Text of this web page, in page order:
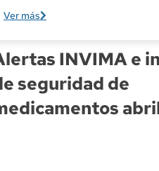
Ver más
INVIMA e
seguridad de